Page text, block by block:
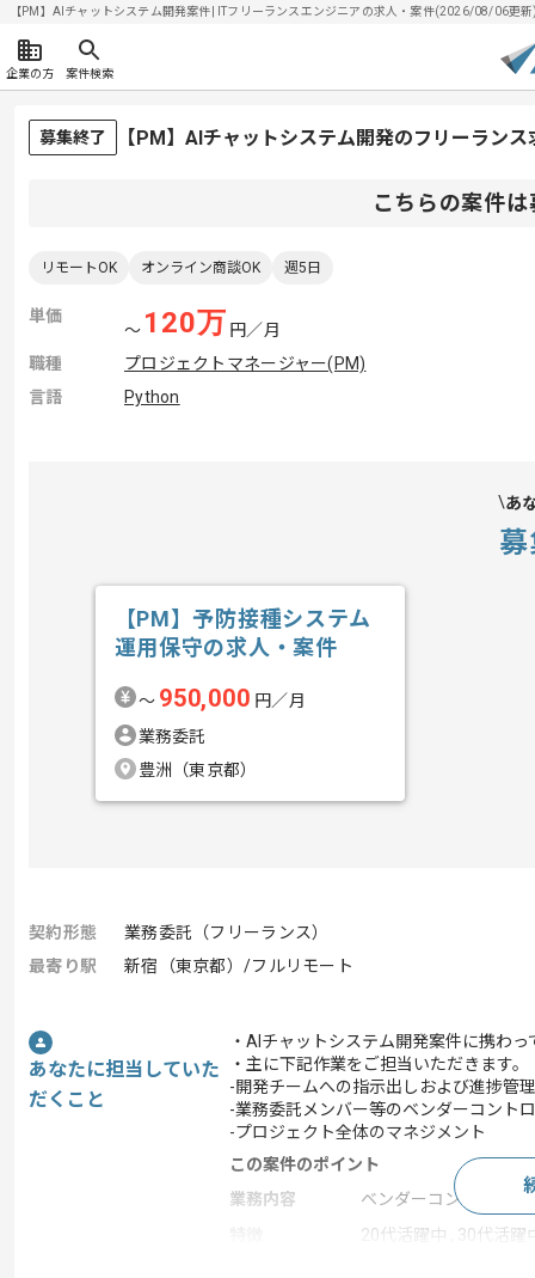
【PM】AIチャットシステム開発案件| ITフリーランスエンジニアの求人・案件(2026/08/06更
企業の方 案件検索
募集終了 【PM】AIチャットシステム開発のフリーラン
こちらの案件
リモートOK オンライン商談OK 週5日
単価
〜 120万 円／月
職種
プロジェクトマネージャー(PM)
言語
Python
あ
【PM】予防接種システム
運用保守の求人・案件
〜 950,000 円／月
業務委託
豊洲（東京都）
契約形態
業務委託（フリーランス）
最寄り駅
新宿（東京都）/フルリモート
あなたに担当していた
だくこと
・AIチャットシステム開発案件に携わ
・主に下記作業をご担当いただきます。
-開発チームへの指示出しおよび進捗管理
-業務委託メンバー等のベンダーコント
-プロジェクト全体のマネジメント
この案件のポイント
業務内容
ベンダーコントロール
20代活躍中 , 30代活躍